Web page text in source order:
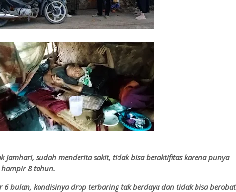
Jamhari, sudah menderita sakit, tidak bisa beraktifitas karena punya
8 tahun.
6 bulan, kondisinya drop terbaring tak berdaya dan tidak bisa berobat